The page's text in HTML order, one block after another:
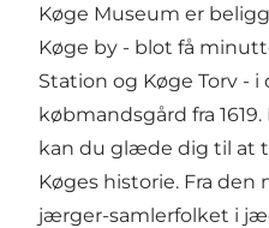
Køge Museum er
Køge by - blot få
Station og Køge Torv - i
købmandsgård fra
kan du glæde dig til at
Køges historie. Fra
jærger-samlerfolket i